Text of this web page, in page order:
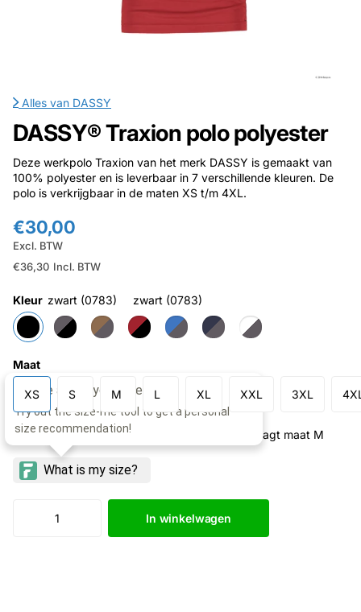
Alles van DASSY
DASSY® Traxion polo polyester
Deze werkpolo Traxion van het merk DASSY is gemaakt van
100% polyester en is leverbaar in 7 verschillende kleuren. De
polo is verkrijgbaar in de maten XS t/m 4XL.
€36,30 Incl. BTW
€30,00
Excl. BTW
Kleur zwart (0783) zwart (0783)
Maat
XS S M L XL XXL 3XL
Model: 193cm lang, borstomtrek 101cm, draagt maat M
In winkelwagen